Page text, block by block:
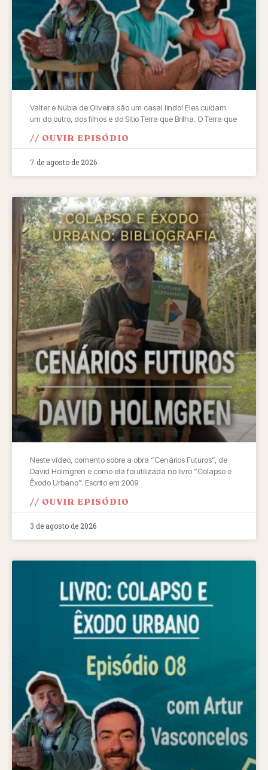
Valter e Núbia de Oliveira são um casal lindo! Eles cuidam
um do outro, dos filhos e do Sítio Terra que Brilha. O Terra que
// OUVIR EPISÓDIO
7 de agosto de 2026
Neste vídeo, comento sobre a obra “Cenários Futuros”, de
David Holmgren e como ela foi utilizada no livro “Colapso e
Êxodo Urbano”. Escrito em 2009
// OUVIR EPISÓDIO
3 de agosto de 2026